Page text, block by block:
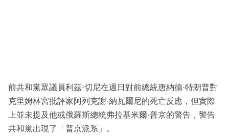
區
前共和黨眾議員利茲·切尼在週日對前總統唐納德·特朗普對
克里姆林宮批評家阿列克謝·納瓦爾尼的死亡反應，但實際
上並未提及他或俄羅斯總統弗拉基米爾·普京的警告，警告
共和黨出現了「普京派系」。